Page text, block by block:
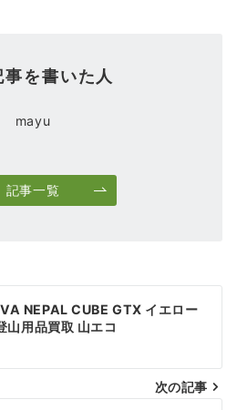
事を書いた人
mayu
記事一覧
NEPAL CUBE GTX イエロー
山用品買取 山エコ
次の記事